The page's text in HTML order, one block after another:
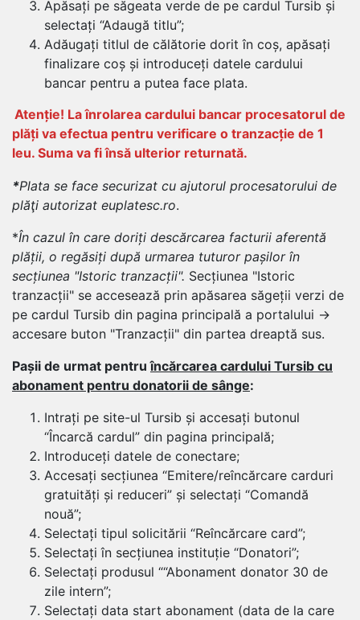
Apăsați pe săgeata verde de pe cardul Tursib și
selectați “Adaugă titlu”;
Adăugați titlul de călătorie dorit în coș, apăsați
finalizare coș și introduceți datele cardului
bancar pentru a putea face plata.
Atenție! La înrolarea cardului bancar procesatorul de
plăți va efectua pentru verificare o tranzacție de 1
leu. Suma va fi însă ulterior returnată.
*Plata se face securizat cu ajutorul procesatorului de
plăţi autorizat euplatesc.ro.
*În cazul în care doriți descărcarea facturii aferentă
plății, o regăsiți după urmarea tuturor pașilor în
secțiunea "Istoric tranzacții". Secțiunea "Istoric
tranzacții" se accesează prin apăsarea săgeții verzi de
pe cardul Tursib din pagina principală a portalului →
accesare buton "Tranzacții" din partea dreaptă sus.
Pașii de urmat pentruîncărcarea cardului Tursib cu
abonament pentru donatorii de sânge:
Intrați pe site-ul Tursib și accesați butonul
“Încarcă cardul” din pagina principală;
Introduceți datele de conectare;
Accesați secțiunea “Emitere/reîncărcare carduri
gratuități și reduceri” și selectați “Comandă
nouă”;
Selectați tipul solicitării “Reîncărcare card”;
Selectați în secțiunea instituție “Donatori”;
Selectați produsul ““Abonament donator 30 de
zile intern”;
Selectați data start abonament (data de la care